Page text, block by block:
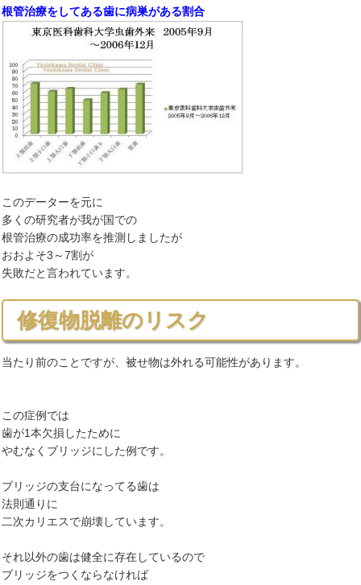
根管治療をしてある歯に病巣がある割合
このデーターを元に
多くの研究者が我が国での
根管治療の成功率を推測しましたが
おおよそ3～7割が
失敗だと言われています。
修復物脱離のリスク
当たり前のことですが、被せ物は外れる可能性があります。
この症例では
歯が1本欠損したために
やむなくブリッジにした例です。
ブリッジの支台になってる歯は
法則通りに
二次カリエスで崩壊しています。
それ以外の歯は健全に存在しているので
ブリッジをつくならなければ